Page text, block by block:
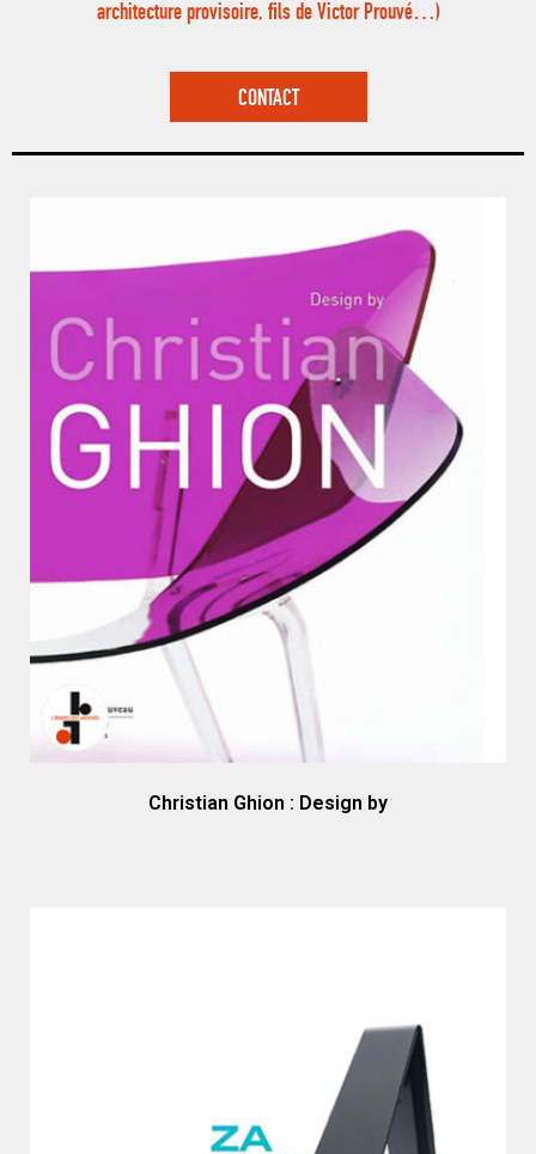
architecture provisoire, fils de Victor Prouvé…)
CONTACT
Christian Ghion : Design by